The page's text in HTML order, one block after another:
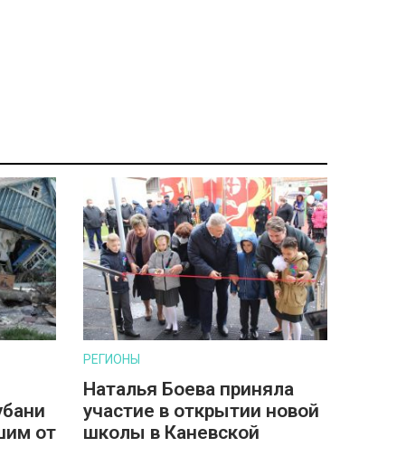
от
РЕГИОНЫ
Наталья Боева приняла
участие в открытии новой
школы в Каневской